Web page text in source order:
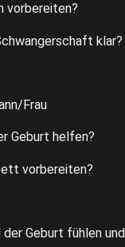
vorbereiten?
klar?
Frau
Geburt helfen?
vorbereiten?
Geburt fühlen